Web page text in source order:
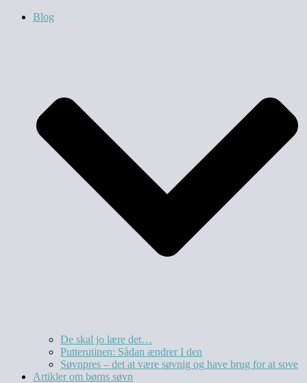
Blog
De skal jo lære det…
Putterutinen: Sådan ændrer I den
Søvnpres – det at være søvnig og have brug for at sove
Artikler om børns søvn